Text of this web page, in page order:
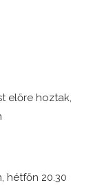
előre hoztak,
hétfőn 20.30